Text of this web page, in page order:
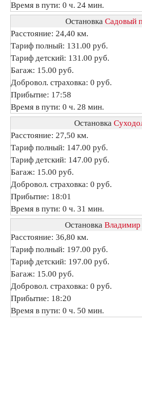
Время в пути: 0 ч. 24 мин.
Остановка Садовый
Расстояние: 24,40 км.
Тариф полный: 131.00 руб.
Тариф детский: 131.00 руб.
Багаж: 15.00 руб.
Добровол. страховка: 0 руб.
Прибытие: 17:58
Время в пути: 0 ч. 28 мин.
Остановка
Расстояние: 27,50 км.
Тариф полный: 147.00 руб.
Тариф детский: 147.00 руб.
Багаж: 15.00 руб.
Добровол. страховка: 0 руб.
Прибытие: 18:01
Время в пути: 0 ч. 31 мин.
Остановка
Расстояние: 36,80 км.
Тариф полный: 197.00 руб.
Тариф детский: 197.00 руб.
Багаж: 15.00 руб.
Добровол. страховка: 0 руб.
Прибытие: 18:20
Время в пути: 0 ч. 50 мин.